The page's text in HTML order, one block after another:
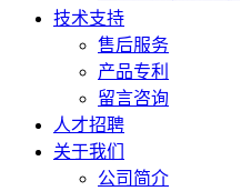
技术支持
售后服务
产品专利
留言咨询
人才招聘
关于我们
公司简介